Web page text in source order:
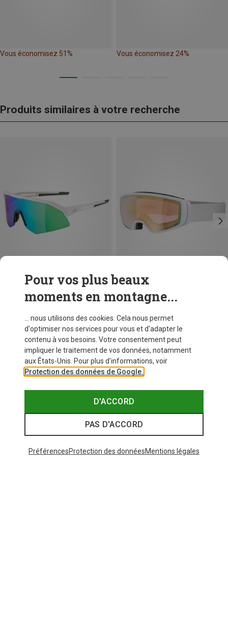
Vous économisez 51% Vous économisez 24%
Produits similaires à votre recherche
Vous économisez 51% Vous économisez 24%
Pour vos plus beaux
moments en montagne...
... nous utilisons des cookies. Cela nous permet
d'optimiser nos services pour vous et d'adapter le
contenu à vos besoins. Votre consentement peut
impliquer le traitement de vos données, notamment
aux États-Unis. Pour plus d'informations, voir
Protection des données de Google.
D'ACCORD
PAS D'ACCORD
PréférencesProtection des donnéesMentions légales